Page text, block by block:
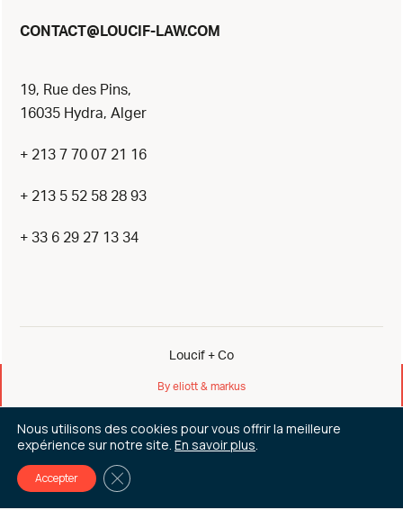
CONTACT@ LOUCIF-LAW.COM
19, Rue des Pins,
16035 Hydra, Alger
+ 213 7 70 07 21 16
+ 213 5 52 58 28 93
+ 33 6 29 27 13 34
Loucif + Co
By eliott & markus
All rights reserved © 2026
Nous utilisons des cookies pour vous offrir la meilleure
expérience sur notre site. En savoir plus.
Accepter Fermer la bannière des cookies GDPR